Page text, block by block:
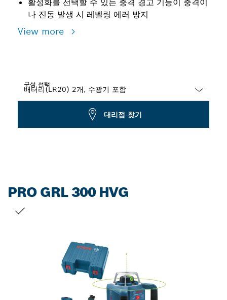
활성화를 선택할 수 있는 충격 경고 기능이 충격이
나 진동 발생 시 레벨링 에러 방지
View more
구성 선택
대리점 찾기
PRO GRL 300 HVG